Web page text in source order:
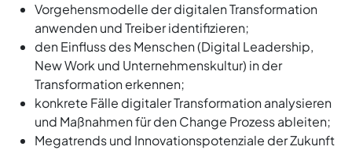
Vorgehensmodelle der digitalen Transformation
anwenden und Treiber identifizieren;
den Einfluss des Menschen (Digital Leadership,
New Work und Unternehmenskultur) in der
Transformation erkennen;
konkrete Fälle digitaler Transformation analysieren
und Maßnahmen für den Change Prozess ableiten;
Megatrends und Innovationspotenziale der Zukunft